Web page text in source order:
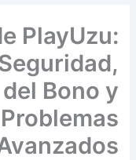
PlayUzu:
Bono y